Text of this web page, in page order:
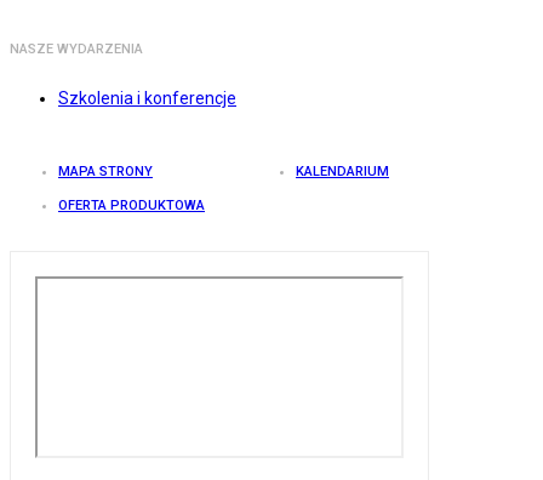
NASZE WYDARZENIA
Szkolenia i konferencje
MAPA STRONY KALENDARIUM
OFERTA PRODUKTOWA